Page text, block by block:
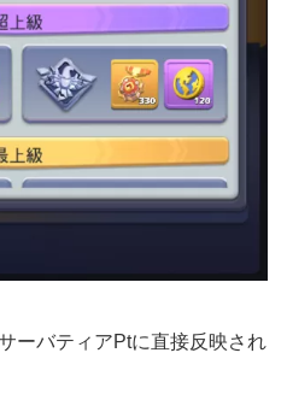
ーバティアPtに直接反映され